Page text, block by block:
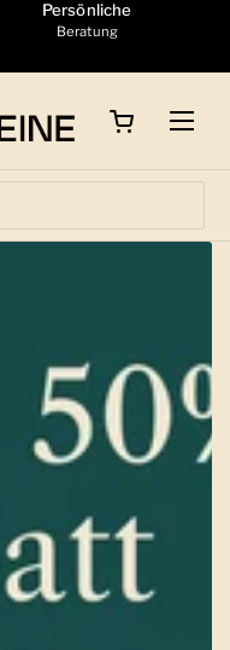
Persönliche
Beratung